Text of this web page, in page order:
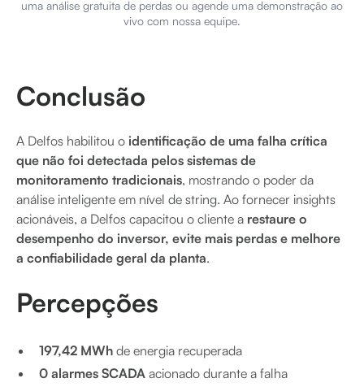
uma análise gratuita de perdas ou agende uma demonstração ao
vivo com nossa equipe.
Conclusão
A Delfos habilitou o identificação de uma falha crítica
que não foi detectada pelos sistemas de
monitoramento tradicionais, mostrando o poder da
análise inteligente em nível de string. Ao fornecer insights
acionáveis, a Delfos capacitou o cliente a restaure o
desempenho do inversor, evite mais perdas e melhore
a confiabilidade geral da planta.
Percepções
197,42 MWh de energia recuperada
0 alarmes SCADA acionado durante a falha